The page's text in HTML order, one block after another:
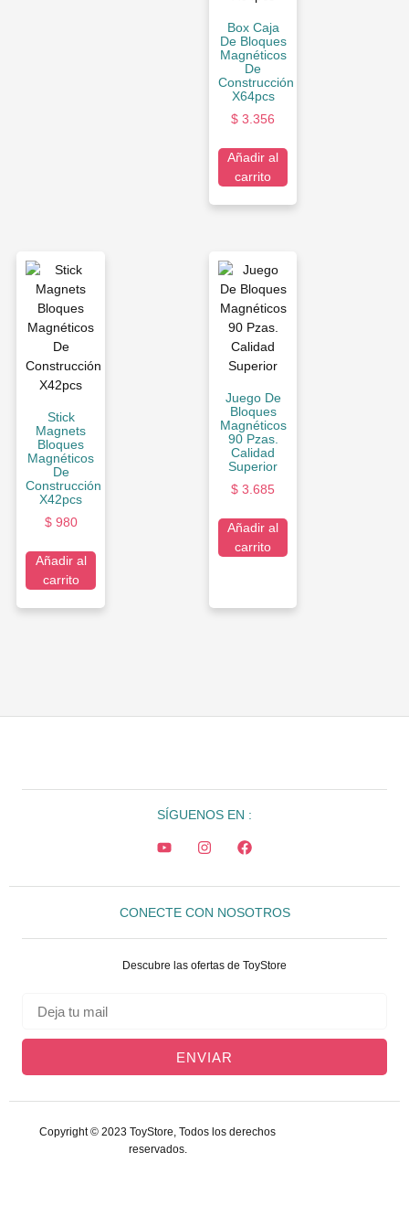
Box Caja
De Bloques
Magnéticos
De
Construcción
X64pcs
$ 3.356
Añadir al
carrito
Stick
Magnets
Bloques
Magnéticos
De
Construcción
X42pcs
$980
Añadir al
carrito
Juego De
Bloques
Magnéticos
90 Pzas.
Calidad
Superior
$ 3.685
Añadir al
carrito
SÍGUENOS EN :
CONECTE CON NOSOTROS
Descubre las ofertas de ToyStore
ENVIAR
Copyright © 2023 ToyStore, Todos los derechos
reservados.